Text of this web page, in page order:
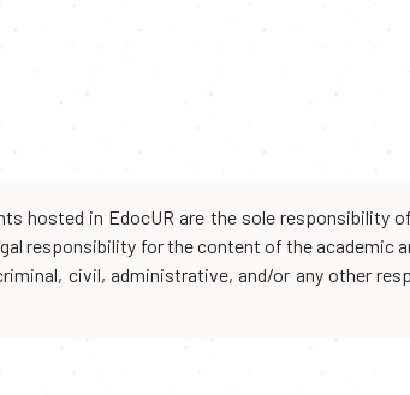
hosted in EdocUR are the sole
responsibility for the content of the academic
civil, administrative, and/or any other